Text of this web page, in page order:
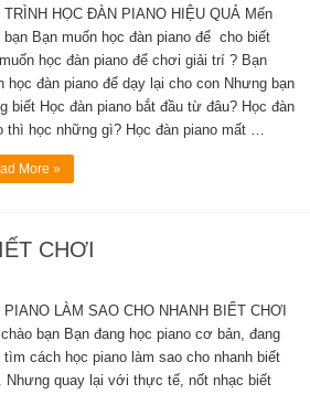
TRÌNH HỌC ĐÀN PIANO HIỆU QUẢ Mến
bạn Bạn muốn học đàn piano để cho biết
học đàn piano để chơi giải trí ? Bạn
học đàn piano để dạy lại cho con Nhưng bạn
biết Học đàn piano bắt đầu từ đâu? Học đàn
thì học những gì? Học đàn piano mất …
More »
CHƠI
PIANO LÀM SAO CHO NHANH BIẾT CHƠI
chào bạn Bạn đang học piano cơ bản, đang
tìm cách học piano làm sao cho nhanh biết
Nhưng quay lại với thực tế, nốt nhạc biết